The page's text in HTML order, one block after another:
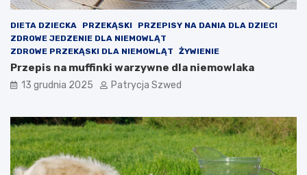
e
r
z
y
n
o
k
o
r
z
o
a
j
a
k
i
z
a
j
ę
DIETA DZIECKA PRZEKĄSKI
PRZEPISY NA DANIA DLA DZIECI
ZDROWE JEDZENIE DLA NIEMOWLĄT
ZDROWE PRZEKĄSKI DLA NIEMOWLĄT
ŻYWIENIE
Przepis na muffinki warzywne dla niemowlaka
13 grudnia 2025 Patrycja Szwed